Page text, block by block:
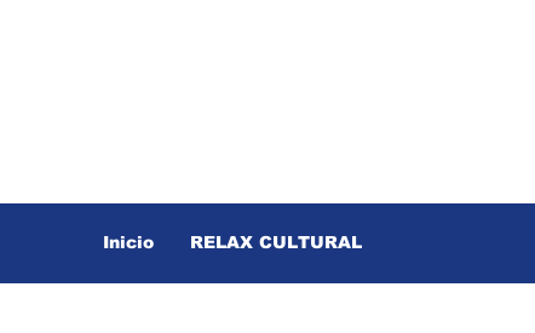
Inicio RELAX CULTURAL